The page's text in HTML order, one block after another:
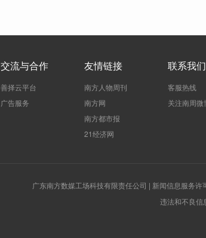
交流与合作
善择云平台
广告服务
友情链接
南方人物周刊
南方网
南方都市报
21经济网
联系我们
客服热线
关注南周微
广东南方数媒工场科技有限责任公司 | 新闻信息服务
违法和不良信